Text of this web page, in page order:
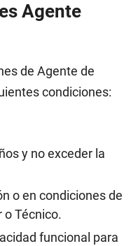
Agente
de Agente de
condiciones:
y no exceder la
o en condiciones de
o Técnico.
funcional para